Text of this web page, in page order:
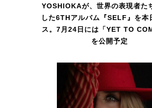
YOSHIOKAが、世界の表現者た
した6THアルバム『SELF』を本
ス。7月24日には「YET TO
を公開予定